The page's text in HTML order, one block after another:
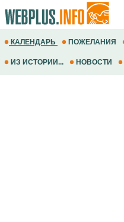
КАЛЕНДАРЬ ПОЖЕЛАНИЯ
ИЗ ИСТОРИИ... НОВОСТИ